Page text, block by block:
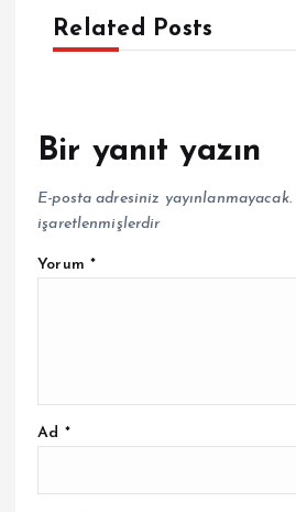
Related Posts
Bir yanıt yazın
E-posta adresiniz yayınlanmayacak.
işaretlenmişlerdir
Yorum *
Ad *